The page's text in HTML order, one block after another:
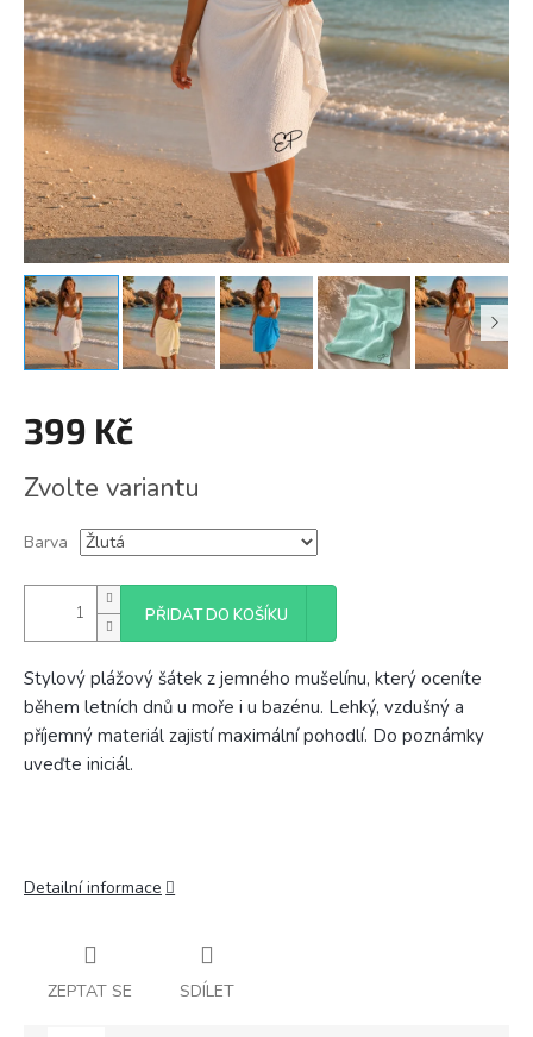
399 Kč
cena:
Zvolte variantu
Barva
PŘIDAT DO KOŠÍKU
Stylový plážový šátek z jemného mušelínu, který oceníte
během letních dnů u moře i u bazénu. Lehký, vzdušný a
příjemný materiál zajistí maximální pohodlí. Do poznámky
uveďte iniciál.
Detailní informace
ZEPTAT SE SDÍLET